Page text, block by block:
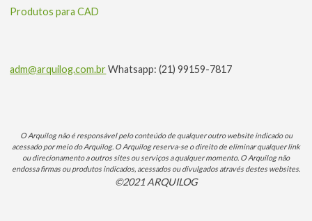
Produtos para CAD
adm@arquilog.com.brWhatsapp: (21) 99159-7817
O Arquilog não é responsável pelo conteúdo de qualquer outro website indicado ou
acessado por meio do Arquilog. O Arquilog reserva-se o direito de eliminar qualquer link
ou direcionamento a outros sites ou serviços a qualquer momento. O Arquilog não
endossa firmas ou produtos indicados, acessados ou divulgados através destes websites.
©2021 ARQUILOG